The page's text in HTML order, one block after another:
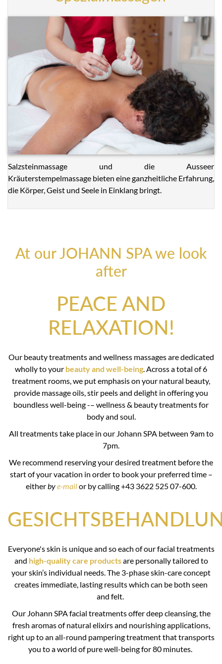
Salzsteinmassage und die Ausseer
Kräuterstempelmassage bieten eine ganzheitliche Erfahrung,
die Körper, Geist und Seele in Einklang bringt.
At our JOHANN SPA we look
after
PEACE AND
RELAXATION!
Our beauty treatments and wellness massages are dedicated
wholly to your beauty and well-being . Across a total of 6
treatment rooms, we put emphasis on your natural beauty,
provide massage oils, stir peels and delight in offering you
boundless well-being -– wellness & beauty treatments for
body and soul.
All treatments take place in our Johann SPA between 9am to
7pm.
We recommend reserving your desired treatment before the
start of your vacation in order to book your preferred time –
either bye-mailor by calling +43 3622 525 07-600.
Everyone's skin is unique and so each of our facial treatments
and high-quality care productsare personally tailored to
your skin’s individual needs. The 3-phase skin-care concept
creates immediate, lasting results which can be both seen
and felt.
Our Johann SPA facial treatments offer deep cleansing, the
fresh aromas of natural elixirs and nourishing applications,
right up to an all-round pampering treatment that transports
you to a world of pure well-being for 80 minutes.